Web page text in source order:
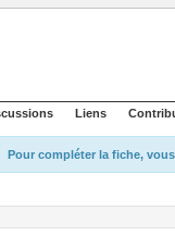
Liens
Pour compléter la fiche,